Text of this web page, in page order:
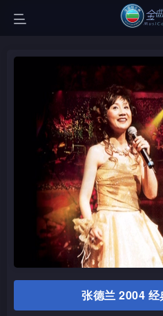
张德兰 2004